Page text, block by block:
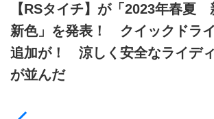
【RSタイチ】が「2023年春夏
新色」を発表！ クイックドラ
追加が！ 涼しく安全なライデ
が並んだ